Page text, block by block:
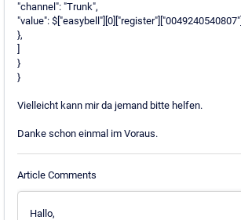
"channel": "Trunk",
"value": $["easybell"][0]["register"]["0049240540807"]
},
}
}
Vielleicht kann mir da jemand bitte helfen.
Danke schon einmal im Voraus.
Article Comments
Hallo,